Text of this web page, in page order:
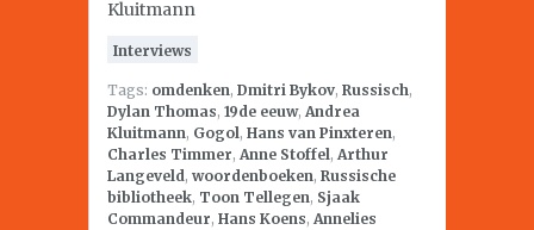
Kluitmann
Interviews
Tags: omdenken, Dmitri Bykov, Russisch,
Dylan Thomas, 19de eeuw, Andrea
Kluitmann, Gogol, Hans van Pinxteren,
Charles Timmer, Anne Stoffel, Arthur
Langeveld, woordenboeken, Russische
bibliotheek, Toon Tellegen, Sjaak
Commandeur, Hans Koens, Annelies